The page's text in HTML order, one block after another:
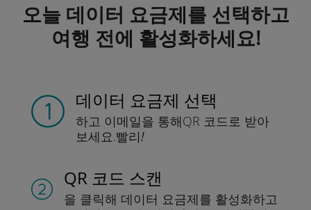
오늘 데이터 요금제를 선택하고
여행 전에 활성화하세요!
데이터 요금제 선택
하고 이메일을 통해QR 코드로 받아
보세요.빨리!
QR 코드 스캔
을 클릭해 데이터 요금제를 활성화하고